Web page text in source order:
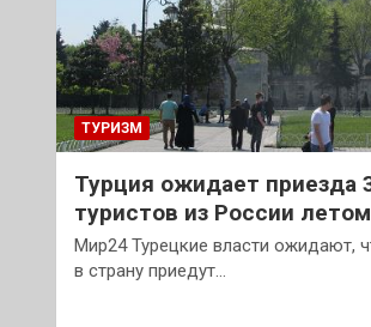
ТУРИЗМ
Турция ожидает приезда
туристов из России летом
Мир24 Турецкие власти ожидают,
в страну приедут…